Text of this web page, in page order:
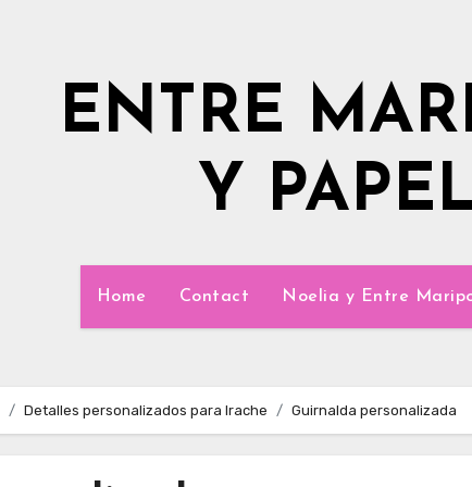
ENTRE
Y
Home Contact Noelia y Entre
Detalles personalizados para Irache Guirnalda personalizada